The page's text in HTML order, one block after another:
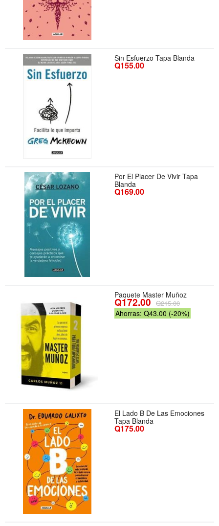
Sin Esfuerzo Tapa Blanda
Q155.00
Por El Placer De Vivir Tapa
Blanda
Q169.00
Paquete Master Muñoz
Q172.00 Q215.00
Ahorras: Q43.00 (-20%)
El Lado B De Las Emociones
Tapa Blanda
Q175.00